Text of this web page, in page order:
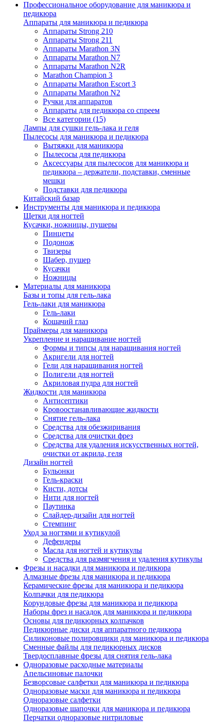
Профессиональное оборудование для маникюра и
педикюра
Аппараты для маникюра и педикюра
Аппараты Strong 210
Аппараты Strong 211
Аппараты Marathon 3N
Аппараты Marathon N7
Аппараты Marathon N2R
Marathon Champion 3
Аппараты Marathon Escort 3
Аппараты Marathon N2
Ручки для аппаратов
Аппараты для педикюра со спреем
Все категории (15)
Лампы для сушки гель-лака и геля
Пылесосы для маникюра и педикюра
Вытяжки для маникюра
Пылесосы для педикюра
Аксессуары для пылесосов для маникюра и
педикюра – держатели, подставки, сменные
мешки
Подставки для педикюра
Китайский базар
Инструменты для маникюра и педикюра
Щетки для ногтей
Кусачки, ножницы, пушеры
Пинцеты
Подонож
Твизеры
Шабер, пушер
Кусачки
Ножницы
Материалы для маникюра
Базы и топы для гель-лака
Гель-лаки для маникюра
Гель-лаки
Кошачий глаз
Праймеры для маникюра
Укрепление и наращивание ногтей
Формы и типсы для наращивания ногтей
Акригели для ногтей
Гели для наращивания ногтей
Полигели для ногтей
Акриловая пудра для ногтей
Жидкости для маникюра
Антисептики
Кровоостанавливающие жидкости
Снятие гель-лака
Средства для обезжиривания
Средства для очистки фрез
Средства для удаления искусственных ногтей,
очистки от акрила, геля
Дизайн ногтей
Бульонки
Гель-краски
Кисти, дотсы
Нити для ногтей
Паутинка
Слайдер-дизайн для ногтей
Стемпинг
Уход за ногтями и кутикулой
Дефендеры
Масла для ногтей и кутикулы
Средства для размягчения и удаления кутикулы
Фрезы и насадки для маникюра и педикюра
Алмазные фрезы для маникюра и педикюра
Керамические фрезы для маникюра и педикюра
Колпачки для педикюра
Корундовые фрезы для маникюра и педикюра
Наборы фрез и насадок для маникюра и педикюра
Основы для педикюрных колпачков
Педикюрные диски для аппаратного педикюра
Силиконовые полировщики для маникюра и педикюра
Сменные файлы для педикюрных дисков
Твердосплавные фрезы для снятия гель-лака
Одноразовые расходные материалы
Апельсиновые палочки
Безворсовые салфетки для маникюра и педикюра
Одноразовые маски для маникюра и педикюра
Одноразовые салфетки
Одноразовые шапочки для маникюра и педикюра
Перчатки одноразовые нитриловые